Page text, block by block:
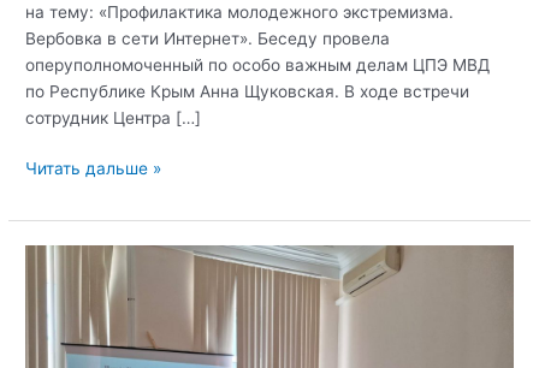
на тему: «Профилактика молодежного экстремизма.
Вербовка в сети Интернет». Беседу провела
оперуполномоченный по особо важным делам ЦПЭ МВД
по Республике Крым Анна Щуковская. В ходе встречи
сотрудник Центра […]
Открытый
в
ОТКЗ
Медицинском
институте:
профилактика
молодежного
Читать дальше »